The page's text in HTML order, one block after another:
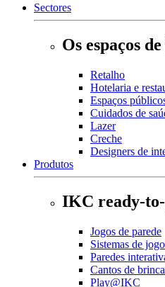
Sectores
Os espaços
Retalho
Hotelaria e
Espaços
Cuidados de
Lazer
Creche
Designers de
Produtos
IKC ready-
Jogos de parede
Sistemas de
Paredes
Cantos de
Play@IKC